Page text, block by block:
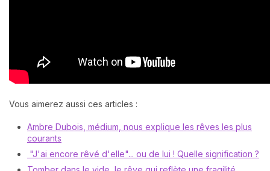
Vous aimerez aussi ces articles :
Ambre Dubois, médium, nous explique les rêves les plus
courants
"J'ai encore rêvé d'elle"... ou de lui ! Quelle signification ?